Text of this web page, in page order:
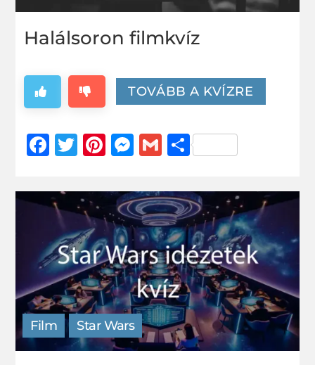
Halálsoron filmkvíz
TOVÁBB A KVÍZRE
Facebook
Twitter
Pinterest
Messenger
GmailOssza
Film Star Wars